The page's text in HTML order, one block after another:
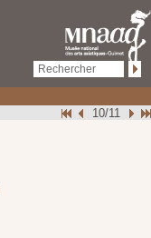
10/11